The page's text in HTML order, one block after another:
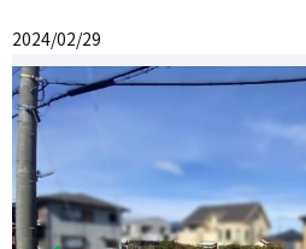
2024/02/29